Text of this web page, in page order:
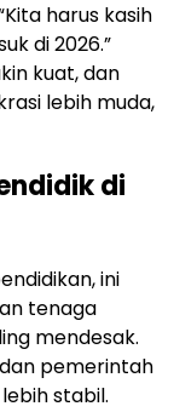
harus kasih
di 2026.”
kuat, dan
lebih muda,
di
ini
tenaga
mendesak.
pemerintah
stabil.